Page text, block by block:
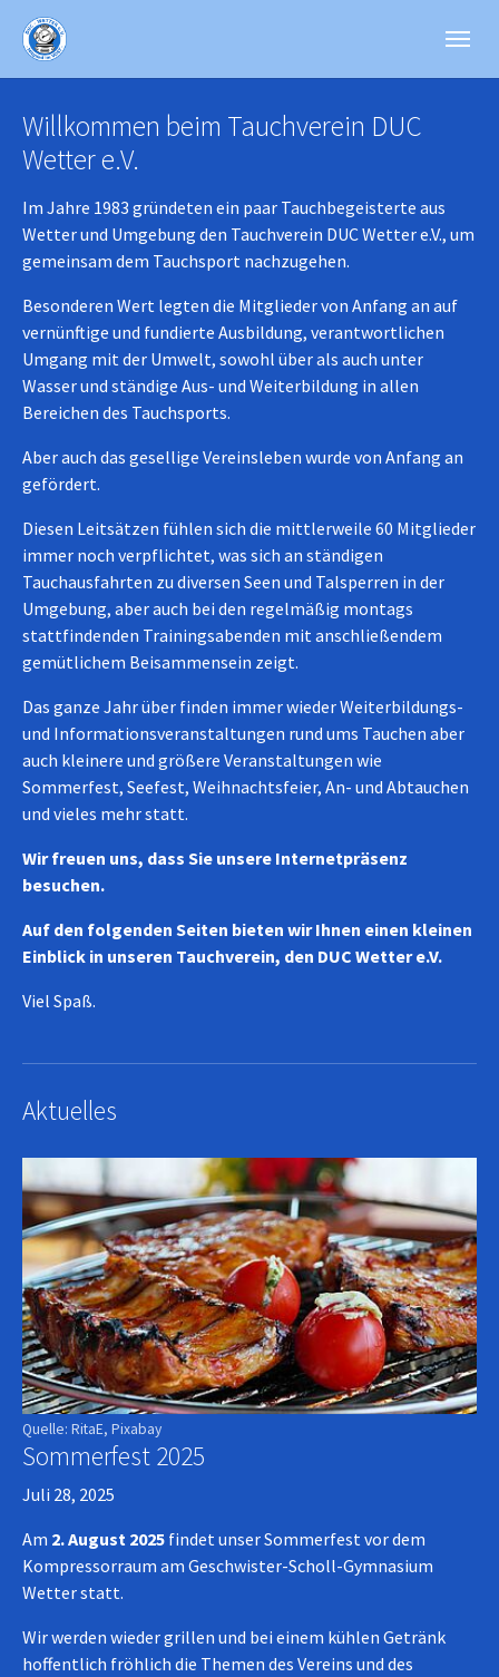
Skip to main content
Skip to page footer
Willkommen beim Tauchverein DUC
Wetter e.V.
Im Jahre 1983 gründeten ein paar Tauchbegeisterte aus
Wetter und Umgebung den Tauchverein DUC Wetter e.V., um
gemeinsam dem Tauchsport nachzugehen.
Besonderen Wert legten die Mitglieder von Anfang an auf
vernünftige und fundierte Ausbildung, verantwortlichen
Umgang mit der Umwelt, sowohl über als auch unter
Wasser und ständige Aus- und Weiterbildung in allen
Bereichen des Tauchsports.
Aber auch das gesellige Vereinsleben wurde von Anfang an
gefördert.
Diesen Leitsätzen fühlen sich die mittlerweile 60 Mitglieder
immer noch verpflichtet, was sich an ständigen
Tauchausfahrten zu diversen Seen und Talsperren in der
Umgebung, aber auch bei den regelmäßig montags
stattfindenden Trainingsabenden mit anschließendem
gemütlichem Beisammensein zeigt.
Das ganze Jahr über finden immer wieder Weiterbildungs-
und Informationsveranstaltungen rund ums Tauchen aber
auch kleinere und größere Veranstaltungen wie
Sommerfest, Seefest, Weihnachtsfeier, An- und Abtauchen
und vieles mehr statt.
Wir freuen uns, dass Sie unsere Internetpräsenz
besuchen.
Auf den folgenden Seiten bieten wir Ihnen einen kleinen
Einblick in unseren Tauchverein, den DUC Wetter e.V.
Viel Spaß.
Aktuelles
Quelle: RitaE, Pixabay
Sommerfest 2025
Juli 28, 2025
Am 2. August 2025 findet unser Sommerfest vor dem
Kompressorraum am Geschwister-Scholl-Gymnasium
Wetter statt.
Wir werden wieder grillen und bei einem kühlen Getränk
hoffentlich fröhlich die Themen des Vereins und des